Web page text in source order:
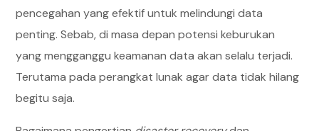
pencegahan yang efektif untuk melindungi data
penting. Sebab, di masa depan potensi keburukan
yang mengganggu keamanan data akan selalu terjadi.
Terutama pada perangkat lunak agar data tidak hilang
begitu saja.